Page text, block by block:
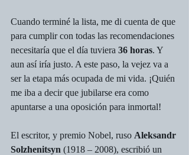
Cuando terminé la lista, me di cuenta de que
para cumplir con todas las recomendaciones
necesitaría que el día tuviera 36 horas. Y
aun así iría justo. A este paso, la vejez va a
ser la etapa más ocupada de mi vida. ¡Quién
me iba a decir que jubilarse era como
apuntarse a una oposición para inmortal!
El escritor, y premio Nobel, ruso Aleksandr
Solzhenitsyn (1918 – 2008), escribió un